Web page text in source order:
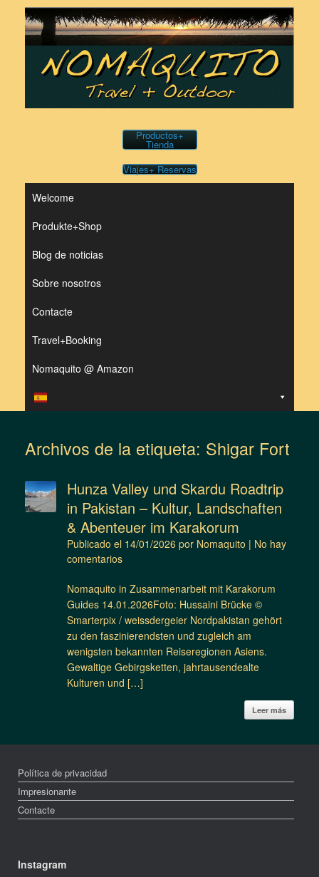
contenido
Productos+
Tienda
Viajes+ Reservas
Welcome
Produkte+Shop
Blog de noticias
Sobre nosotros
Contacte
Travel+Booking
Nomaquito @ Amazon
Archivos de la etiqueta: Shigar Fort
Hunza Valley und Skardu Roadtrip
in Pakistan – Kultur, Landschaften
& Abenteuer im Karakorum
Publicado el 14/01/2026 por Nomaquito | No hay
comentarios
Nomaquito in Zusammenarbeit mit Karakorum
Guides 14.01.2026Foto: Hussaini Brücke ©
Smarterpix / weissdergeier Nordpakistan gehört
zu den faszinierendsten und zugleich am
wenigsten bekannten Reiseregionen Asiens.
Gewaltige Gebirgsketten, jahrtausendealte
Kulturen und […]
Leer más
Política de privacidad
Impresionante
Contacte
Instagram